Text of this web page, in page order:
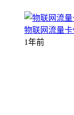
物联网流量
1年前